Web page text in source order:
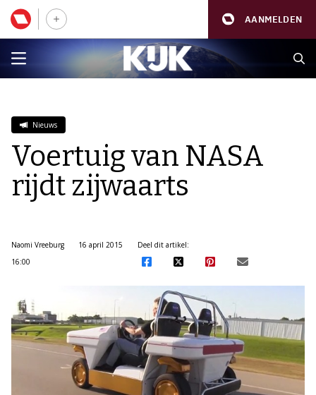
AANMELDEN
Nieuws
Voertuig van NASA
rijdt zijwaarts
Naomi Vreeburg
16 april 2015
16:00
Deel dit artikel: